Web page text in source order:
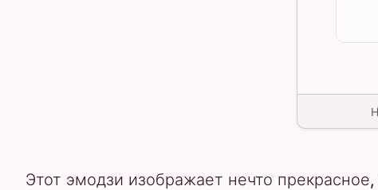
Этот эмодзи изображает нечто